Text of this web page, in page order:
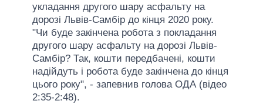
укладання другого шару асфальту на
дорозі Львів-Самбір до кінця 2020 року.
"Чи буде закінчена робота з покладання
другого шару асфальту на дорозі Львів-
Самбір? Так, кошти передбачені, кошти
надійдуть і робота буде закінчена до кінця
цього року", - запевнив голова ОДА (відео
2:35-2:48).